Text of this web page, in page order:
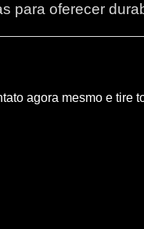
para oferecer
agora mesmo e tire